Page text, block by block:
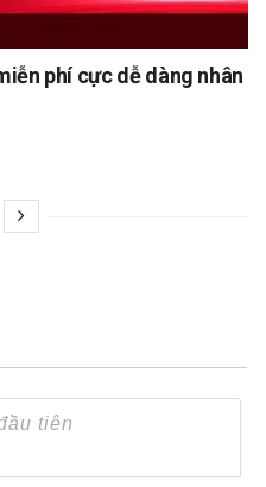
phí cực dễ dàng nhân